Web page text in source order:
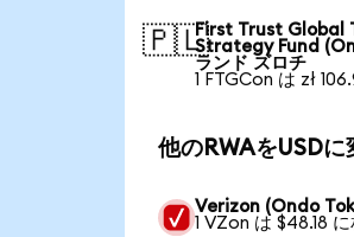
🇵🇱First Trust
Strategy Fund
ランド ズロチ
1 FTGCon は zł
他のRWAをUSDに
Verizon (Ondo
1 VZon は $48.18 に